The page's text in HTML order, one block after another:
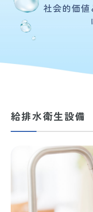
社会的価
給排水衛生設備